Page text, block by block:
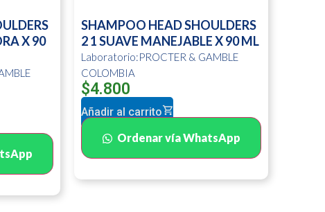
X 90
SHAMPOO HEAD SHOULDERS
2 1 SUAVE MANEJABLE X 90 ML
Laboratorio:PROCTER & GAMBLE
COLOMBIA
$4.800
Añadir al carrito
Ordenar vía WhatsApp